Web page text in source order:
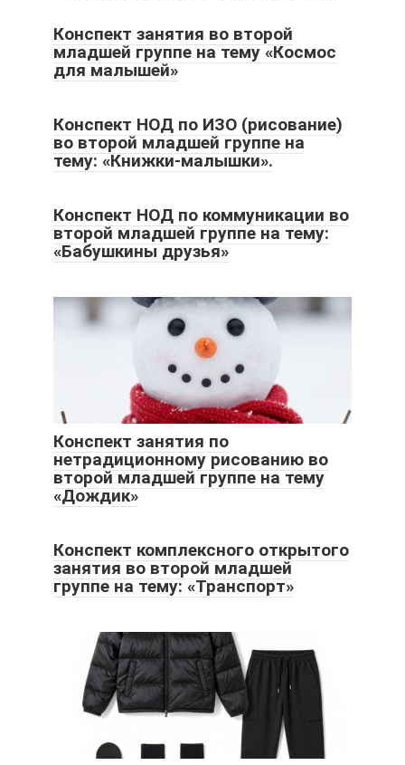
Конспект занятия во второй
младшей группе на тему «Космос
для малышей»
Конспект НОД по ИЗО (рисование)
во второй младшей группе на
тему: «Книжки-малышки».
Конспект НОД по коммуникации во
второй младшей группе на тему:
«Бабушкины друзья»
Конспект занятия по
нетрадиционному рисованию во
второй младшей группе на тему
«Дождик»
Конспект комплексного открытого
занятия во второй младшей
группе на тему: «Транспорт»